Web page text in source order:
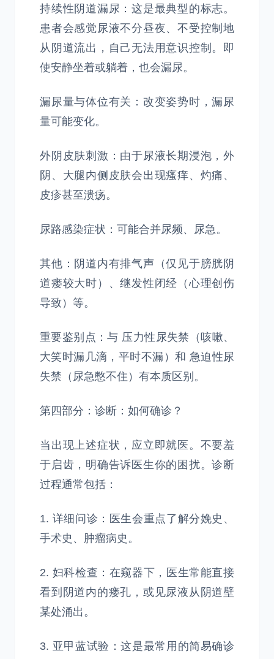
持续性阴道漏尿：这是最典型的标志。
患者会感觉尿液不分昼夜、不受控制地
从阴道流出，自己无法用意识控制。即
使安静坐着或躺着，也会漏尿。
漏尿量与体位有关：改变姿势时，漏尿
量可能变化。
外阴皮肤刺激：由于尿液长期浸泡，外
阴、大腿内侧皮肤会出现瘙痒、灼痛、
皮疹甚至溃疡。
尿路感染症状：可能合并尿频、尿急。
其他：阴道内有排气声（仅见于膀胱阴
道瘘较大时）、继发性闭经（心理创伤
导致）等。
重要鉴别点：与 压力性尿失禁（咳嗽、
大笑时漏几滴，平时不漏）和 急迫性尿
失禁（尿急憋不住）有本质区别。
第四部分：诊断：如何确诊？
当出现上述症状，应立即就医。不要羞
于启齿，明确告诉医生你的困扰。诊断
过程通常包括：
1. 详细问诊：医生会重点了解分娩史、
手术史、肿瘤病史。
2. 妇科检查：在窥器下，医生常能直接
看到阴道内的瘘孔，或见尿液从阴道壁
某处涌出。
3. 亚甲蓝试验：这是最常用的简易确诊